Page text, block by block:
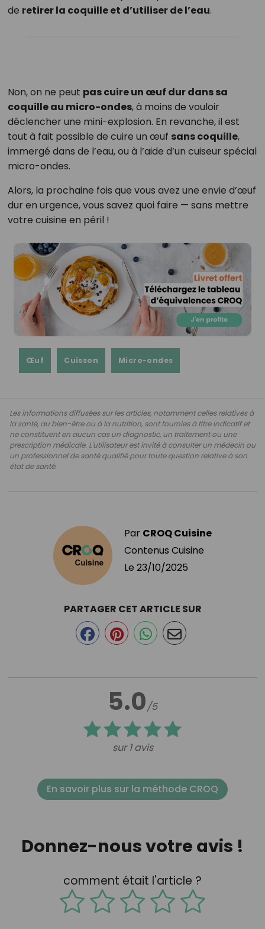
de retirer la coquille et d’utiliser de l’eau.
Non, on ne peut pas cuire un œuf dur dans sa
coquille au micro-ondes, à moins de vouloir
déclencher une mini-explosion. En revanche, il est
tout à fait possible de cuire un œuf sans coquille,
immergé dans de l’eau, ou à l’aide d’un cuiseur spécial
micro-ondes.
Alors, la prochaine fois que vous avez une envie d’œuf
dur en urgence, vous savez quoi faire — sans mettre
votre cuisine en péril !
Œuf Cuisson Micro-ondes
Les informations diffusées sur les articles, notamment celles relatives à
la santé, au bien-être ou à la nutrition, sont fournies à titre indicatif et
ne constituent en aucun cas un diagnostic, un traitement ou une
prescription médicale. L'utilisateur est invité à consulter un médecin ou
un professionnel de santé qualifié pour toute question relative à son
état de santé.
Par CROQ Cuisine
Contenus Cuisine
Le 23/10/2025
5.0/5
sur 1 avis
PARTAGER CET ARTICLE SUR
En savoir plus sur la méthode CROQ
Donnez-nous votre avis !
comment était l'article ?